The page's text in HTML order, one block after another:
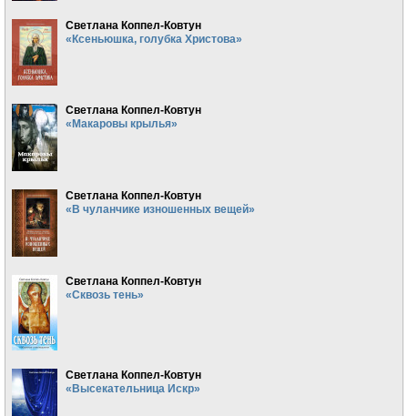
Светлана Коппел-Ковтун
«Ксеньюшка, голубка Христова»
Светлана Коппел-Ковтун
«Макаровы крылья»
Светлана Коппел-Ковтун
«В чуланчике изношенных вещей»
Светлана Коппел-Ковтун
«Сквозь тень»
Светлана Коппел-Ковтун
«Высекательница Искр»